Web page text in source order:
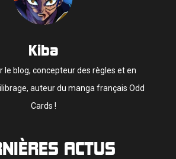
Kiba
le blog, concepteur des règles et en
auteur du manga français Odd
Cards !
ACTUS